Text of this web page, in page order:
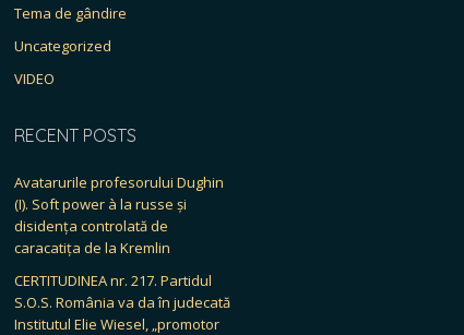
Tema de gândire
Uncategorized
VIDEO
RECENT POSTS
Avatarurile profesorului Dughin
(I). Soft power à la russe și
disidența controlată de
caracatița de la Kremlin
CERTITUDINEA nr. 217. Partidul
S.O.S. România va da în judecată
Institutul Elie Wiesel, „promotor